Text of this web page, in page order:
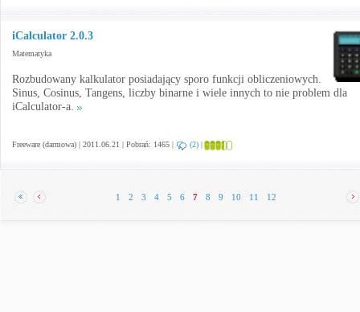
iCalculator 2.0.3
Matematyka
Rozbudowany kalkulator posiadający sporo funkcji obliczeniowych.
Sinus, Cosinus, Tangens, liczby binarne i wiele innych to nie problem dla
iCalculator-a.
Freeware (darmowa) | 2011.06.21 | Pobrań: 1465 | (2) |
1 2 3 4 5 6 7 8 9 10 11 12